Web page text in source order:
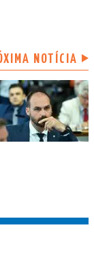
NOTÍCIA